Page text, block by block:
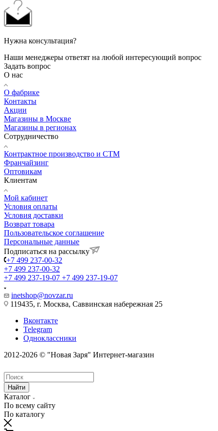
Нужна консультация?
Наши менеджеры ответят на любой интересующий вопрос
Задать вопрос
О нас
О фабрике
Контакты
Акции
Магазины в Москве
Магазины в регионах
Сотрудничество
Контрактное производство и СТМ
Франчайзинг
Оптовикам
Клиентам
Мой кабинет
Условия оплаты
Условия доставки
Возврат товара
Пользовательское соглашение
Персональные данные
Подписаться на рассылку
+7 499 237-00-32
+7 499 237-00-32
+7 499 237-19-07 +7 499 237-19-07
inetshop@novzar.ru
119435, г. Москва, Саввинская набережная 25
Вконтакте
Telegram
Одноклассники
2012-2026 © "Новая Заря" Интернет-магазин
Найти
Каталог
По всему сайту
По каталогу